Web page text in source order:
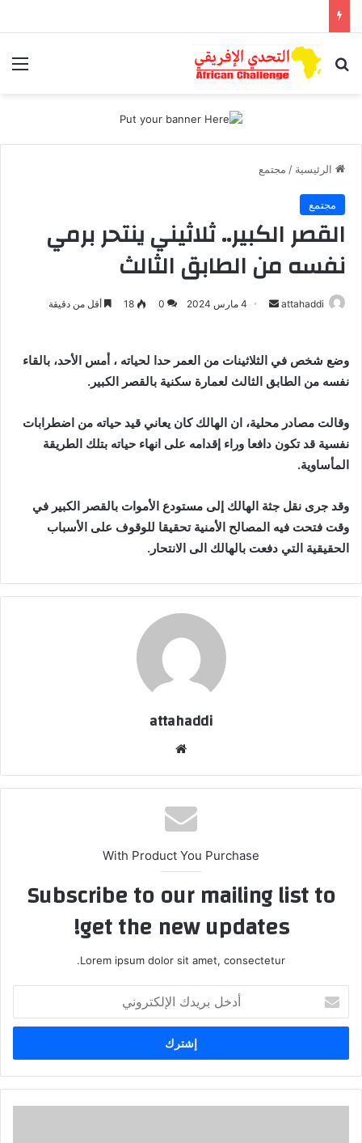
بحث عن
الرئيسية / مجتمع
مجتمع
القصر الكبير.. ثلاثيني ينتحر برمي
نفسه من الطابق الثالث
attahaddi
أرسل 4 مارس 2024 0
18 أقل من دقيقة
وضع شخص في الثلاثينات من العمر حدا لحياته ، أمس الأحد، بالقاء
نفسه من الطابق الثالث لعمارة سكنية بالقصر الكبير.
وقالت مصادر محلية، ان الهالك كان يعاني قيد حياته من اضطرابات
نفسية قد تكون دافعا وراء إقدامه على انهاء حياته بتلك الطريقة
المأساوية.
وقد جرى نقل جثة الهالك إلى مستودع الأموات بالقصر الكبير في
وقت فتحت فيه المصالح الأمنية تحقيقا للوقوف على الأسباب
الحقيقية التي دفعت بالهالك الى الانتحار.
attahaddi
With Product You Purchase
Subscribe to our mailing list to
get the new updates!
Lorem ipsum dolor sit amet, consectetur.
بريدك
الإلكتروني